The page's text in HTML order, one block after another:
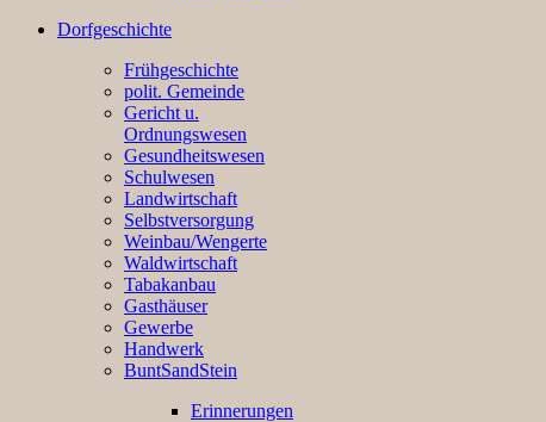
Dorfgeschichte
Frühgeschichte
polit. Gemeinde
Gericht u.
Ordnungswesen
Gesundheitswesen
Schulwesen
Landwirtschaft
Selbstversorgung
Weinbau/Wengerte
Waldwirtschaft
Tabakanbau
Gasthäuser
Gewerbe
Handwerk
BuntSandStein
Erinnerungen